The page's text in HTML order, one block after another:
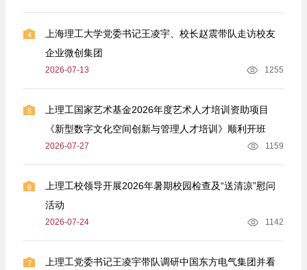
4
上海理工大学党委书记王凌宇、校长赵震带队走访校友
企业微创集团
2026-07-13 1255
5
上理工国家艺术基金2026年度艺术人才培训资助项目
《新型数字文化空间创新与管理人才培训》顺利开班
2026-07-27 1159
6
上理工校领导开展2026年暑期校园检查及“送清凉”慰问
活动
2026-07-24 1142
7
上理工党委书记王凌宇带队调研中国东方电气集团并看